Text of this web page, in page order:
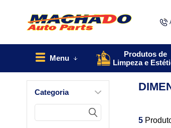
Menu
Produtos de
Limpeza e
Categoria
5